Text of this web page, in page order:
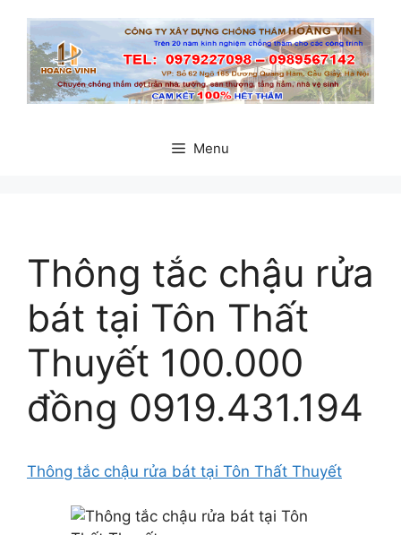
dung
Menu
Thông tắc chậu rửa
bát tại Tôn Thất
Thuyết 100.000
đồng 0919.431.194
Thông tắc chậu rửa bát tại Tôn Thất Thuyết